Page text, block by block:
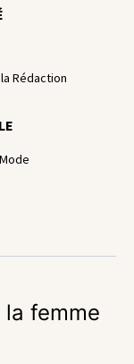
Rédaction
femme